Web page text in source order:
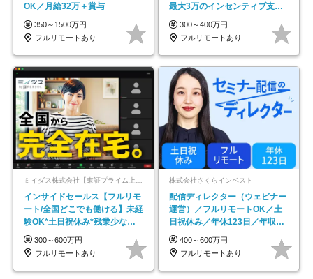
OK／月給32万＋賞与
350～1500万円
フルリモートあり
最大3万のインセンティブ支給/
平均年齢33歳
300～400万円
フルリモートあり
インサイドセールス【フルリモ
ート/全国どこでも働ける】未経
験OK*土日祝休み*残業少なめ*
在宅勤務手当あり
300～600万円
フルリモートあり
株式会社さくらインベスト
配信ディレクター（ウェビナー
運営）／フルリモートOK／土
日祝休み／年休123日／年収
600万円可
400～600万円
フルリモートあり